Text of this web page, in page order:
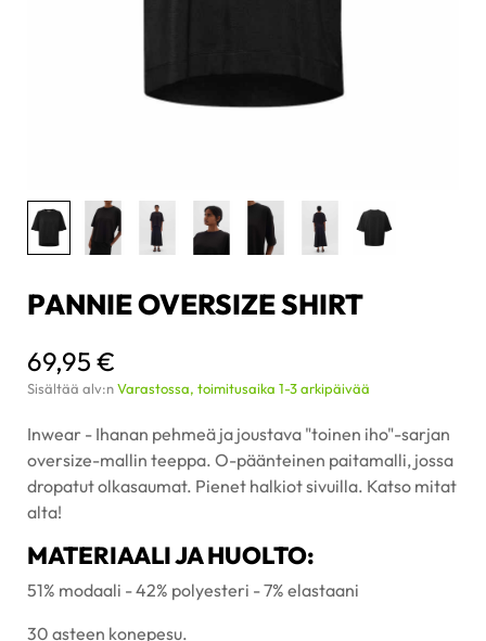
PANNIE OVERSIZE SHIRT
69,95 €
Sisältää alv:nVarastossa, toimitusaika 1-3 arkipäivää
Inwear - Ihanan pehmeä ja joustava "toinen iho"-sarjan
oversize-mallin teeppa. O-päänteinen paitamalli, jossa
dropatut olkasaumat. Pienet halkiot sivuilla. Katso mitat
alta!
MATERIAALI JA HUOLTO:
51% modaali - 42% polyesteri - 7% elastaani
30 asteen konepesu.